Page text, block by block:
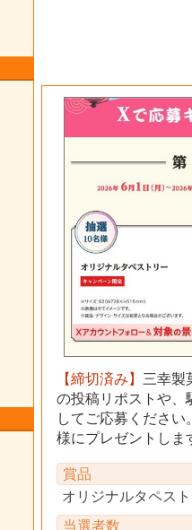
【締切済み】 三幸製
の投稿リポストや、
してご応募ください
様にプレゼントしま
賞品
オリジナルタペス
当選者数